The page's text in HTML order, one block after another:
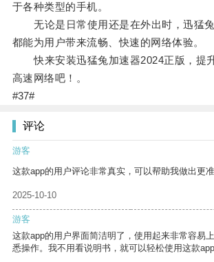
于各种类型的手机。
无论是日常使用还是在外出时，迅猛兔
都能为用户带来流畅、快速的网络体验。
快来安装迅猛兔加速器2024正版，提
高速网络吧！。
#37#
评论
游客
这款app的用户评论非常真实，可以帮助我做出更准
2025-10-10
游客
这款app的用户界面简洁明了，使用起来非常容易
悉操作。我不用看说明书，就可以轻松使用这款app